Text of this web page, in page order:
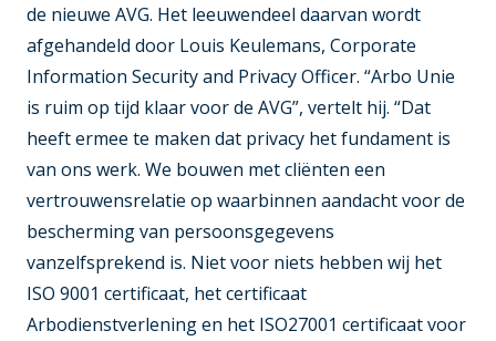
de nieuwe AVG. Het leeuwendeel daarvan wordt
afgehandeld door Louis Keulemans, Corporate
Information Security and Privacy Officer. “Arbo Unie
is ruim op tijd klaar voor de AVG”, vertelt hij. “Dat
heeft ermee te maken dat privacy het fundament is
van ons werk. We bouwen met cliënten een
vertrouwensrelatie op waarbinnen aandacht voor de
bescherming van persoonsgegevens
vanzelfsprekend is. Niet voor niets hebben wij het
ISO 9001 certificaat, het certificaat
Arbodienstverlening en het ISO27001 certificaat voor